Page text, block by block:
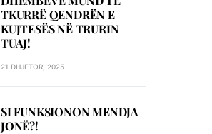
TKURRË QENDRËN E
KUJTESËS NË TRURIN
TUAJ!
21 DHJETOR, 2025
SI FUNKSIONON MENDJA
JONË?!